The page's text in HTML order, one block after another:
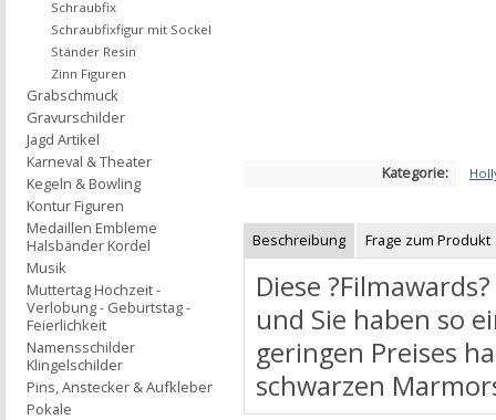
Kategorie:
Beschreibung Frage zum Produkt
Diese
und Sie haben so
geringen Preises
schwarzen
Schraubfix
Schraubfixfigur mit Sockel
Ständer Resin
Zinn Figuren
Grabschmuck
Gravurschilder
Jagd Artikel
Karneval & Theater
Kegeln & Bowling
Kontur Figuren
Medaillen Embleme
Halsbänder Kordel
Musik
Muttertag Hochzeit -
Verlobung - Geburtstag -
Feierlichkeit
Namensschilder
Klingelschilder
Pins, Anstecker & Aufkleber
Pokale